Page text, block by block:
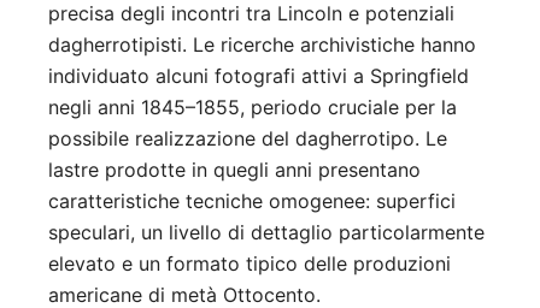
precisa degli incontri tra Lincoln e potenziali
dagherrotipisti. Le ricerche archivistiche hanno
individuato alcuni fotografi attivi a Springfield
negli anni 1845–1855, periodo cruciale per la
possibile realizzazione del dagherrotipo. Le
lastre prodotte in quegli anni presentano
caratteristiche tecniche omogenee: superfici
speculari, un livello di dettaglio particolarmente
elevato e un formato tipico delle produzioni
americane di metà Ottocento.